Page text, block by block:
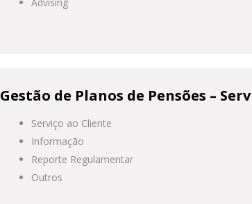
Gestão de Planos de Pensões –
Serviço ao Cliente
Informação
Reporte Regulamentar
Outros